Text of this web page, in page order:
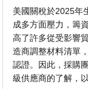
美國關稅於2025年
成多方面壓力，籌
高了許多從受影響
造商調整材料清單
認證。因此，採購
級供應商的了解，